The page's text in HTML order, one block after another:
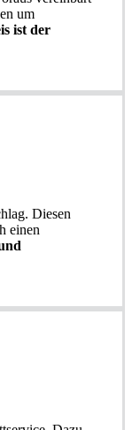
um
ist der
Diesen
einen